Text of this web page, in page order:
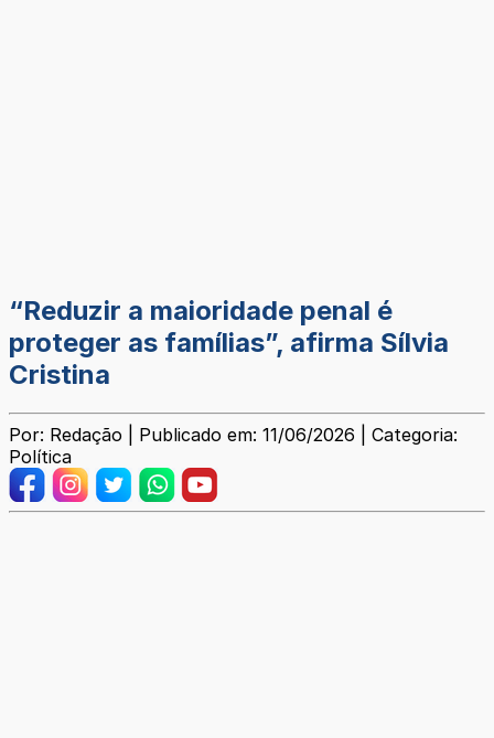
“Reduzir a maioridade penal é
proteger as famílias”, afirma Sílvia
Cristina
Por: Redação | Publicado em: 11/06/2026 | Categoria:
Política